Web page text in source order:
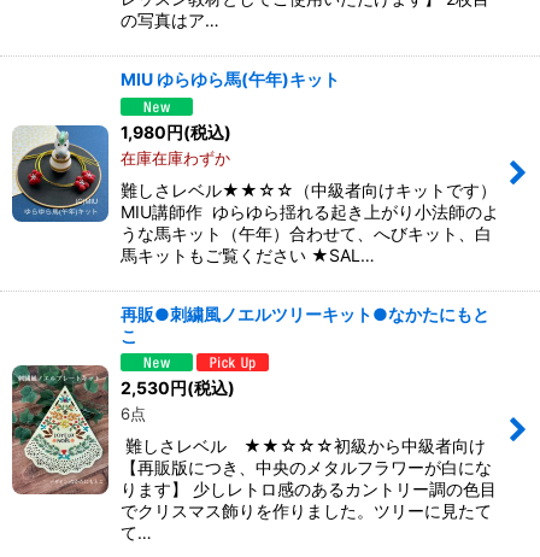
の写真はア…
MIU ゆらゆら馬(午年)キット
1,980円(税込)
在庫在庫わずか
難しさレベル★★☆☆（中級者向けキットです）
MIU講師作 ゆらゆら揺れる起き上がり小法師のよ
うな馬キット（午年）合わせて、へびキット、白
馬キットもご覧ください ★SAL…
再販●刺繍風ノエルツリーキット●なかたにもと
こ
2,530円(税込)
6点
難しさレベル ★★☆☆☆初級から中級者向け
【再販版につき、中央のメタルフラワーが白にな
ります】 少しレトロ感のあるカントリー調の色目
でクリスマス飾りを作りました。ツリーに見たて
て…